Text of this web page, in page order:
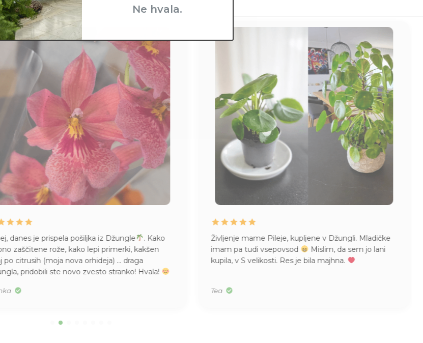
danes je prispela pošiljka iz Džungle
. Kako
zaščitene rože, kako lepi primerki, kakšen
po citrusih (moja nova orhideja) … draga
pridobili ste novo zvesto stranko! Hvala!
Življenje mame Pileje, kupljene v Džungli. Mladičke
imam pa tudi vsepovsod
Mislim, da sem jo lani
kupila, v S velikosti. Res je bila majhna.
Tea
Ne hvala.